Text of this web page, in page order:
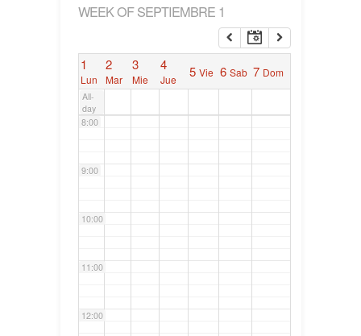
WEEK OF SEPTIEMBRE 1
1
Lun
2
Mar
3
Mie
4
Jue 5 Vie 6 Sab 7 Dom
All-
day
7:00
8:00
9:00
10:00
11:00
12:00